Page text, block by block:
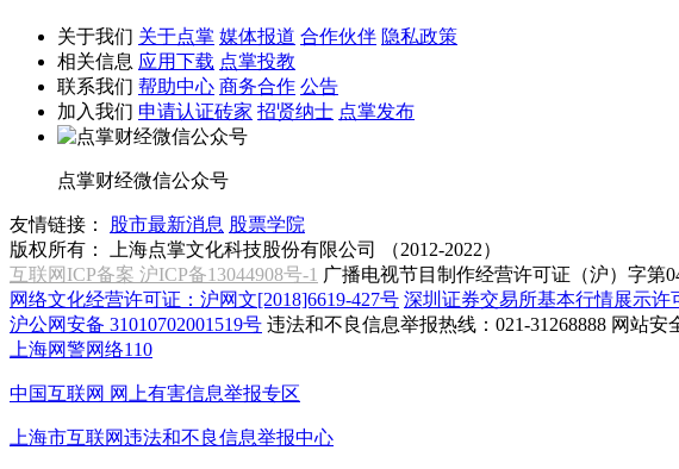
关于我们 关于点掌 媒体报道 合作伙伴 隐私政策
相关信息 应用下载 点掌投教
联系我们 帮助中心 商务合作 公告
加入我们 申请认证砖家 招贤纳士 点掌发布
点掌财经微信公众号
友情链接： 股市最新消息 股票学院
版权所有：
上海点掌文化科技股份有限公司 （2012-2022）
互联网ICP备案 沪ICP备13044908号-1 广播电视节目制作经营许可证（沪）字第
网络文化经营许可证：沪网文[2018]6619-427号 深圳证券交易所基本行情展示许
沪公网安备 31010702001519号 违法和不良信息举报热线：021-31268888 网站安
上海网警网络110
中国互联网 网上有害信息举报专区
上海市互联网违法和不良信息举报中心